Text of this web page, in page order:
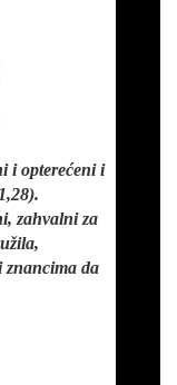
i opterećeni i
zahvalni za
da